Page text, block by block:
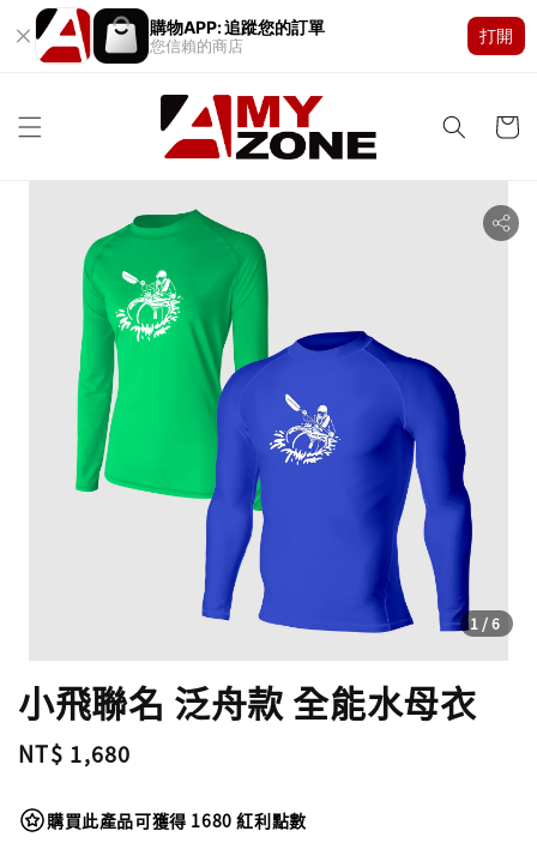
購物APP: 追蹤您的訂單
您信賴的商店
打開
1/6
小飛聯名 泛舟款 全能水母衣
Regular
NT$ 1,680
購買此產品可獲得 1680 紅利點數